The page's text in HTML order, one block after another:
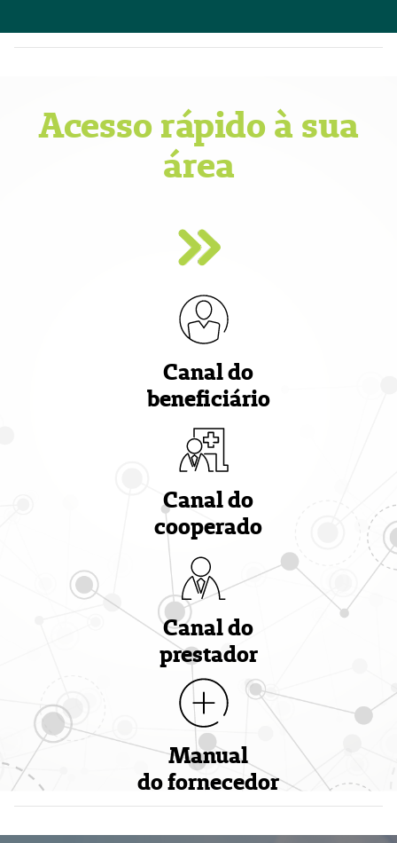
Acesso rápido à sua
área
Canal do
beneficiário
Canal do
cooperado
Canal do
prestador
Manual
do fornecedor